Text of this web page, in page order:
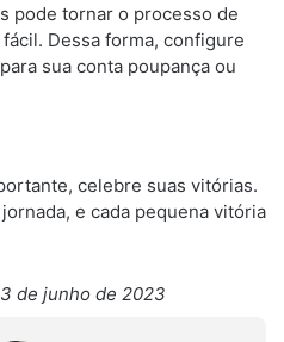
pode tornar o processo de
Dessa forma, configure
sua conta poupança ou
celebre suas vitórias.
e cada pequena vitória
de junho de 2023